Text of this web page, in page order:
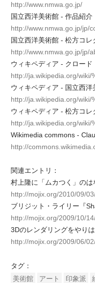
http://www.nmwa.go.jp/
国立西洋美術館 - 作品紹介
http://www.nmwa.go.jp/jp/
国立西洋美術館 - 松方コレ
http://www.nmwa.go.jp/jp/
ウィキペディア - クロード
http://ja.wikipedia.org/wiki/
ウィキペディア - 国立西洋
http://ja.wikipedia.org/wiki/
ウィキペディア - 松方コレ
http://ja.wikipedia.org/wiki/
Wikimedia commons -
http://
関連エントリ：
村上隆に「ムカつく」のは
http://mojix.org/2010/09/
ブリジット・ライリー『
http://mojix.org/2009/10/
3Dのレンダリングをやり
http://mojix.org/2009/06/
タグ：
美術館
アート 印象派